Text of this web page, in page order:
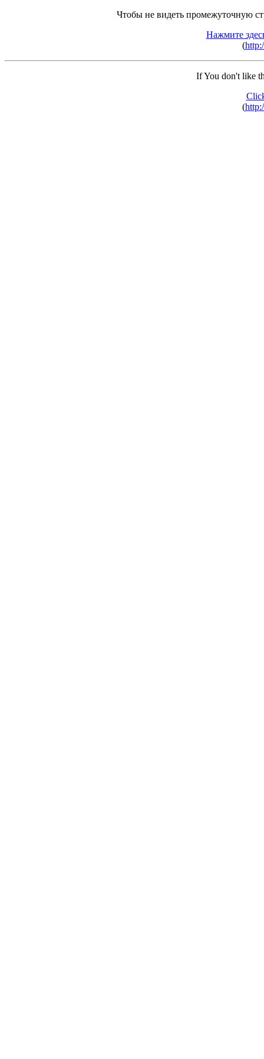
Чтобы не видеть промежуточную
Нажмите
(
If You don't like
(